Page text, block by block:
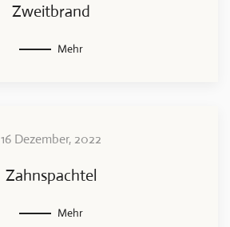
Zweitbrand
Mehr
16 Dezember, 2022
Zahnspachtel
Mehr